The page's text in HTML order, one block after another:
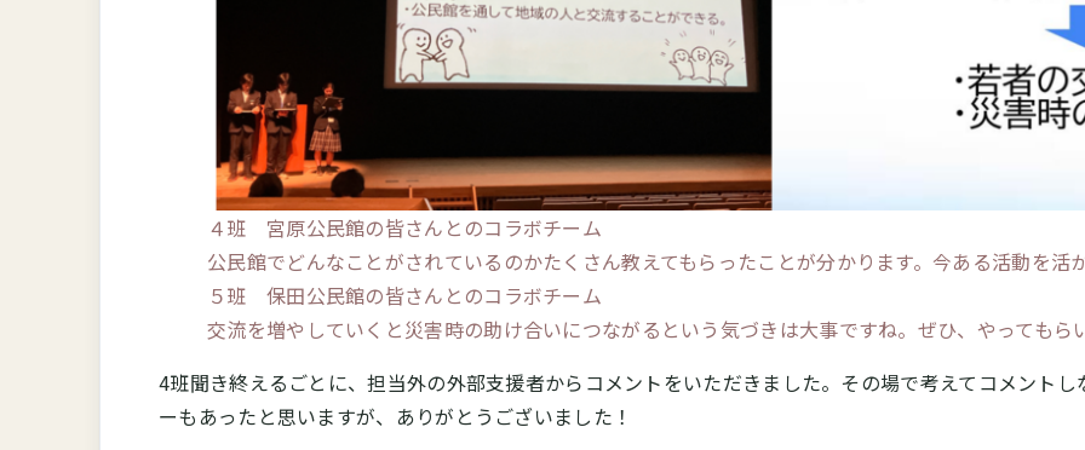
４班 宮原公民館の皆さんとのコラボチーム
公民館でどんなことがされているのかたくさん教えてもらったことが分かります。今ある活動を活
５班 保田公民館の皆さんとのコラボチーム
交流を増やしていくと災害時の助け合いにつながるという気づきは大事ですね。ぜひ、やってもら
4班聞き終えるごとに、担当外の外部支援者からコメントをいただきました。その場で考えてコメント
ーもあったと思いますが、ありがとうございました！